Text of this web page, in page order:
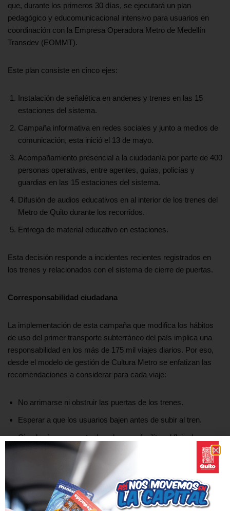
que, durante los primeros 30 días, se ejecutará un plan
pedagógico y educomunicacional intensivo para usuarios en
coordinación con la Empresa Operadora Metro de Medellín
Transdev (EOMMT).
Este plan consiste en cinco ejes:
Instalación de señalética en andenes y trenes en las 15
estaciones del sistema.
Campaña informativa en redes sociales y junto a medios de
comunicación, esta inició el 13 de mayo.
Acompañamiento presencial a la ciudadanía por parte de 400
personas operativas, entre agentes, guías, policías y
guardias en las 15 estaciones del sistema.
Difusión de audios educativos en al interior de los trenes del
Metro de Quito durante los recorridos.
Entrega de material educativo en estaciones.
Esta decisión responde a incidentes recientes registrados en
los trenes y relacionados con el sistema de cierre de puertas.
Corresponsabilidad ciudadana
La implementación de esta campaña que modifica los hábitos
de uso del primer transporte subterráneo del país implica una
responsabilidad en los más de 175 mil viajes diarios. Por eso,
desde el modelo de gestión de Cultura Metro se enfatizan las
recomendaciones a considerar para cada viaje:
No arrimarse ni obstruir las puertas de los trenes.
Esperar a que los usuarios bajen antes de subir al tren.
Circula siempre por tu derecha para facilitar el flujo de
personas al ingresar al tren y movilizarte por las estaciones.
Según el Reglamento del Usuario del Metro de Quito, arrimarse